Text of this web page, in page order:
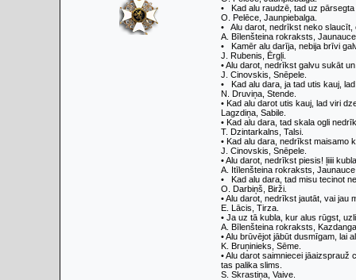
• Kad alu raudzē, tad uz
O. Pelēce, Jaunpiebalga.
• Alu darot, nedrīkst neko slaucīt,
A. Bīlenšteina rokraksts,
• Kamēr alu darīja, nebija brīvi
J. Rubenis, Ērgļi.
• Alu darot, nedrīkst galvu sukāt
J. Cinovskis, Snēpele.
• Kad alu dara, ja tad utis kauj,
N. Druviņa, Stende.
• Kad alu darot utis kauj, lad viri
Lagzdiņa, Sabile.
• Kad alu dara, tad skala ogli
T. Dzintarkalns, Talsi.
• Kad alu dara, nedrīkst maisamo
J. Cinovskis, Snēpele.
• Alu darot, nedrīkst pie­sis! ļiiii
A. Itīlenšteina rokraksts,
• Kad alu dara, tad misu tecinot
O. Darbiņš, Birži.
• Alu darot, nedrīkst jautāt, vai jau
E. Lācis, Tirza.
• Ja uz tā kubla, kur alus rūgst,
A. Bīlenšteina rokraksts,
• Alu brūvējot jābūt dusmī­gam, lai
K. Bruņinieks, Sēme.
• Alu darot saimniecei
tas palika slims.
S. Skrastiņa, Vaive.